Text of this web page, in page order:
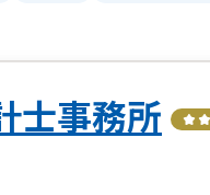
士事務所